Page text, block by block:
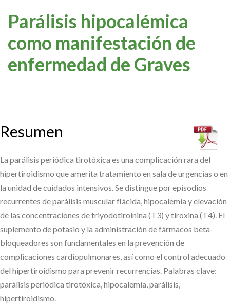
Parálisis hipocalémica
como manifestación de
enfermedad de Graves
Resumen
La parálisis periódica tirotóxica es una complicación rara del
hipertiroidismo que amerita tratamiento en sala de urgencias o en
la unidad de cuidados intensivos. Se distingue por episodios
recurrentes de parálisis muscular flácida, hipocalemia y elevación
de las concentraciones de triyodotiroinina (T3) y tiroxina (T4). El
suplemento de potasio y la administración de fármacos beta-
bloqueadores son fundamentales en la prevención de
complicaciones cardiopulmonares, así como el control adecuado
del hipertiroidismo para prevenir recurrencias. Palabras clave:
parálisis periódica tirotóxica, hipocalemia, parálisis,
hipertiroidismo.